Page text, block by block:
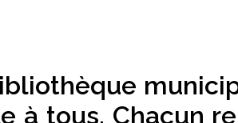
à tous. Chacun